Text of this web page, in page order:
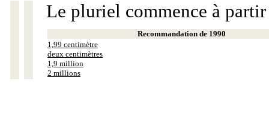
Le pluriel commence à
Recommandation de 1990
1,99 centimètre
deux centimètres
1,9 million
2 millions